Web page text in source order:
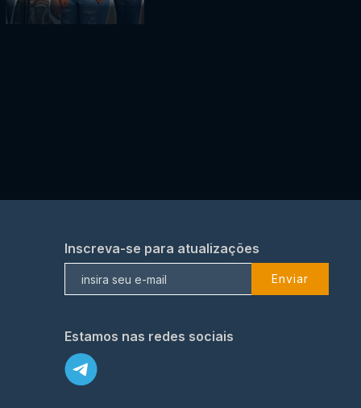
Inscreva-se para atualizações
Enviar
Estamos nas redes sociais